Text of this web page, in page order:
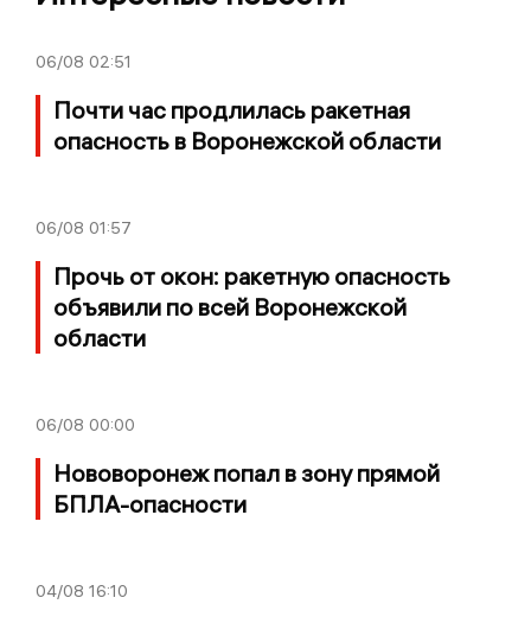
06/08 02:51
Почти час продлилась ракетная
опасность в Воронежской области
06/08 01:57
Прочь от окон: ракетную опасность
объявили по всей Воронежской
области
06/08 00:00
Нововоронеж попал в зону прямой
БПЛА-опасности
04/08 16:10